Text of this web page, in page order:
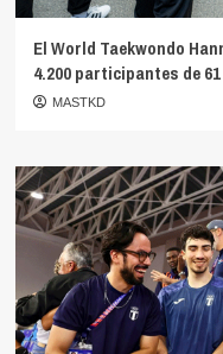
El World Taekwondo
4.200 participantes de
MASTKD